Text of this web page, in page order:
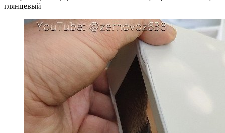
глянцевый